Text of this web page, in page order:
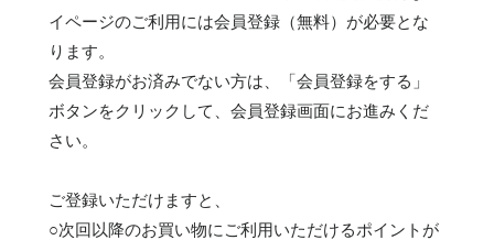
イページのご利用には会員登録（無料）が必要とな
ります。
会員登録がお済みでない方は、「会員登録をする」
ボタンをクリックして、会員登録画面にお進みくだ
さい。
ご登録いただけますと、
○次回以降のお買い物にご利用いただけるポイントが